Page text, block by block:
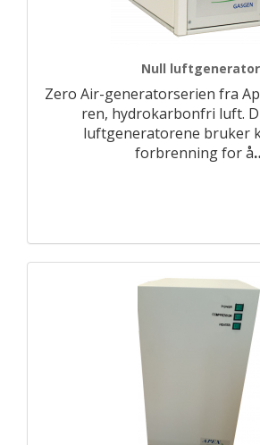
Null luftgenerator
Zero Air-generatorserien fra
ren, hydrokarbonfri luft.
luftgeneratorene bruker
forbrenning for å